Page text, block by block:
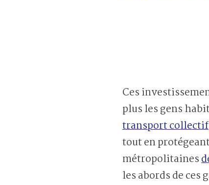
Ces
plus les gens
transport collectif
tout en
métropolitaines
les abords de ces